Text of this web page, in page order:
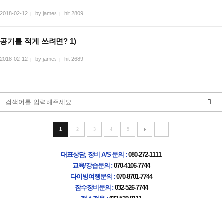
2018-02-12 by james hit 2809
공기를 적게 쓰려면? 1)
2018-02-12 by james hit 2689
1 2 3 4 5
대표상담, 장비 A/S 문의 : 080-272-1111
교육/강습문의 : 070-4106-7744
다이빙여행문의 :070-8701-7744
잠수장비문의 :032-526-7744